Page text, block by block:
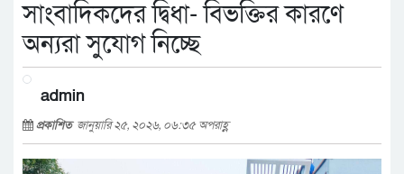
সাংবাদিকদের দ্বিধা- বিভক্তির কারণে
অন্যরা সুযোগ নিচ্ছে
admin
প্রকাশিত জানুয়ারি ২৫, ২০২৬, ০৬:৩৫ অপরাহ্ণ